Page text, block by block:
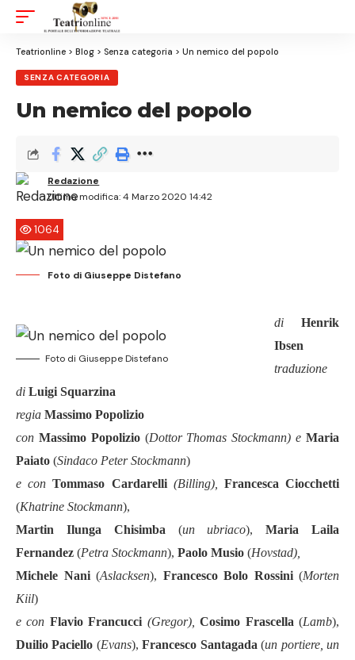
Teatrionline > Blog > Senza categoria > Un nemico del popolo
SENZA CATEGORIA
Un nemico del popolo
Ultima modifica: 4 Marzo 2020 14:42
Redazione
1064
Foto di Giuseppe Distefano
Foto di Giuseppe Distefano
di Henrik
Ibsen
traduzione
di Luigi Squarzina
regia Massimo Popolizio
con Massimo Popolizio(Dottor Thomas Stockmann) eMaria
Paiato (Sindaco Peter Stockmann)
e con Tommaso Cardarelli (Billing), Francesca Ciocchetti
(Khatrine Stockmann),
Martin Ilunga Chisimba (un ubriaco),Maria Laila
Fernandez (Petra Stockmann), Paolo Musio (Hovstad),
Michele Nani(Aslacksen), Francesco Bolo Rossini(Morten
Kiil)
e con Flavio Francucci (Gregor),Cosimo Frascella(Lamb),
Duilio Paciello (Evans),Francesco Santagada (un portiere, un